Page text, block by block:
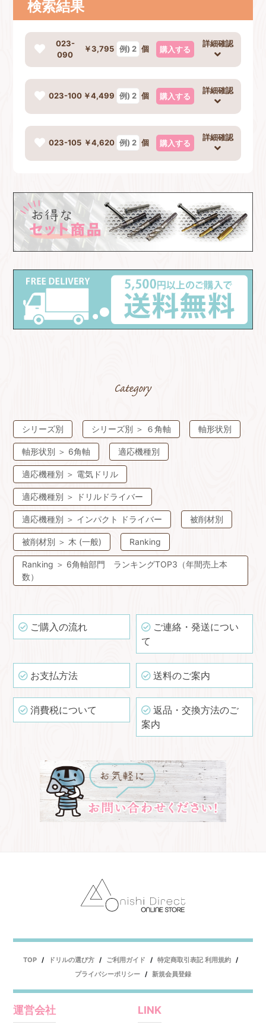
検索結果
023-
090
￥3,795 個 購入する
詳細確認
023-100 ￥4,499 個 購入する
詳細確認
023-105 ￥4,620 個 購入する
詳細確認
シリーズ別 シリーズ別 ＞ ６⾓軸 軸形状別
軸形状別 ＞ 6⾓軸 適応機種別
適応機種別 ＞ 電気ドリル
適応機種別 ＞ ドリルドライバー
適応機種別 ＞ インパクト ドライバー 被削材別
被削材別 ＞ ⽊ (⼀般) Ranking
Ranking ＞ 6角軸部門 ランキングTOP3（年間売上本
数）
ご購入の流れ
ご連絡・発送につい
て
お支払方法 送料のご案内
消費税について
返品・交換方法のご
案内
お買い物を続ける
TOP ドリルの選び方 ご利用ガイド
特定商取引表記 利用規約
プライバシーポリシー
新規会員登録
運営会社 LINK